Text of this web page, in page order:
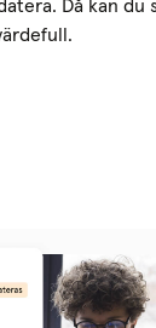
Då kan du